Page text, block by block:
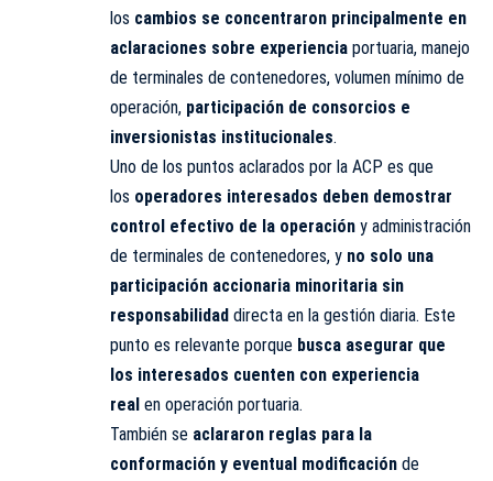
los cambios se concentraron principalmente en
aclaraciones sobre experiencia portuaria, manejo
de terminales de contenedores, volumen mínimo de
operación, participación de consorcios e
inversionistas institucionales.
Uno de los puntos aclarados por la ACP es que
los operadores interesados deben demostrar
control efectivo de la operación y administración
de terminales de contenedores, y no solo una
participación accionaria minoritaria sin
responsabilidad directa en la gestión diaria. Este
punto es relevante porque busca asegurar que
los interesados cuenten con experiencia
real en operación portuaria.
También se aclararon reglas para la
conformación y eventual modificación de